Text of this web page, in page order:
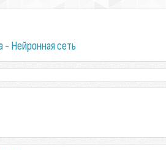
- Нейронная сеть